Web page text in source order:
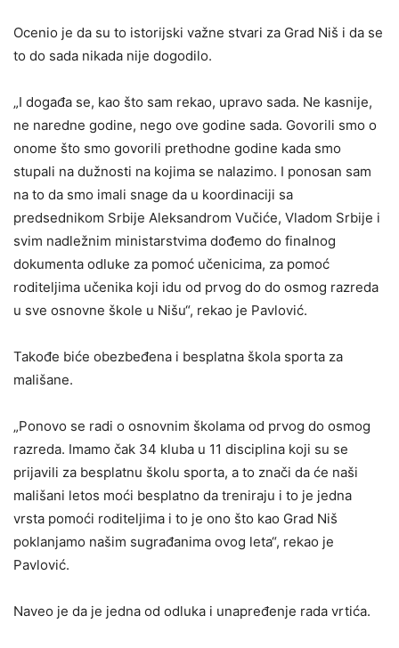
Ocenio je da su to istorijski važne stvari za Grad Niš i da se
to do sada nikada nije dogodilo.
„I događa se, kao što sam rekao, upravo sada. Ne kasnije,
ne naredne godine, nego ove godine sada. Govorili smo o
onome što smo govorili prethodne godine kada smo
stupali na dužnosti na kojima se nalazimo. I ponosan sam
na to da smo imali snage da u koordinaciji sa
predsednikom Srbije Aleksandrom Vučiće, Vladom Srbije i
svim nadležnim ministarstvima dođemo do finalnog
dokumenta odluke za pomoć učenicima, za pomoć
roditeljima učenika koji idu od prvog do do osmog razreda
u sve osnovne škole u Nišu“, rekao je Pavlović.
Takođe biće obezbeđena i besplatna škola sporta za
mališane.
„Ponovo se radi o osnovnim školama od prvog do osmog
razreda. Imamo čak 34 kluba u 11 disciplina koji su se
prijavili za besplatnu školu sporta, a to znači da će naši
mališani letos moći besplatno da treniraju i to je jedna
vrsta pomoći roditeljima i to je ono što kao Grad Niš
poklanjamo našim sugrađanima ovog leta“, rekao je
Pavlović.
Naveo je da je jedna od odluka i unapređenje rada vrtića.